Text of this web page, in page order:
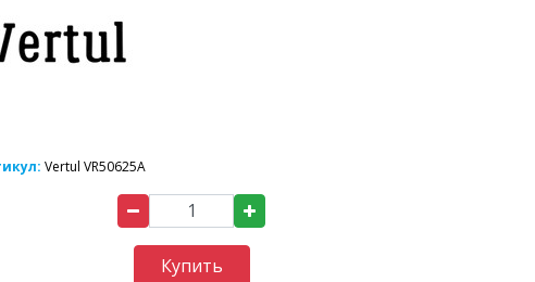
Vertul VR50625A
Купить